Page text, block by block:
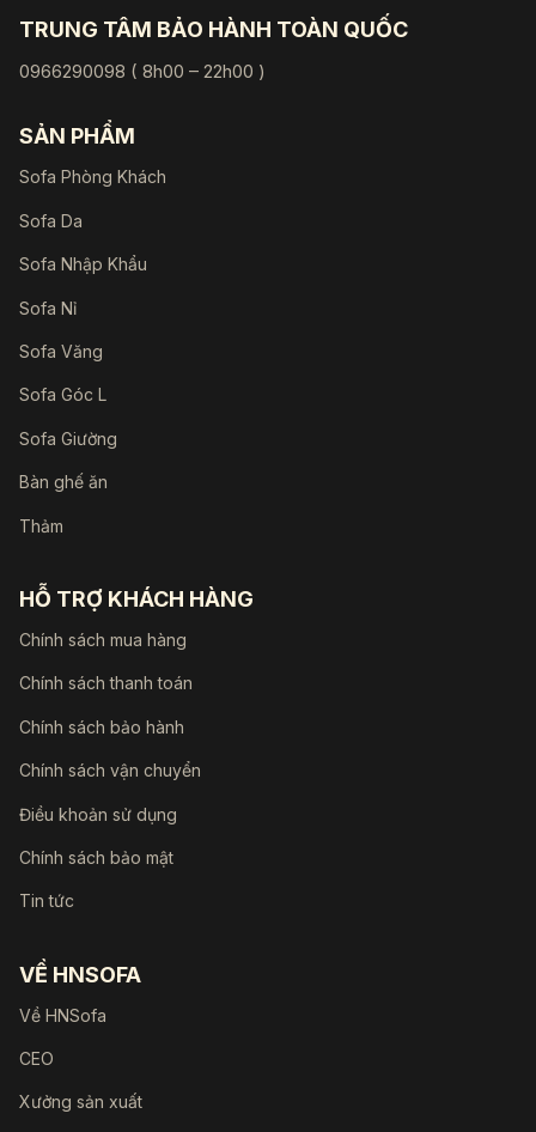
TRUNG TÂM BẢO HÀNH TOÀN QUỐC
0966290098 ( 8h00 – 22h00 )
SẢN PHẨM
Sofa Phòng Khách
Sofa Da
Sofa Nhập Khẩu
Sofa Nỉ
Sofa Văng
Sofa Góc L
Sofa Giường
Bàn ghế ăn
Thảm
HỖ TRỢ KHÁCH HÀNG
Chính sách mua hàng
Chính sách thanh toán
Chính sách bảo hành
Chính sách vận chuyển
Điều khoản sử dụng
Chính sách bảo mật
Tin tức
VỀ HNSOFA
Về HNSofa
CEO
Xưởng sản xuất